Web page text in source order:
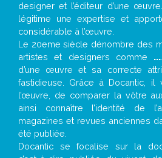
designer et l’éditeur d’une
légitime une expertise et
considérable à l’œuvre.
Le 20eme siècle dénombre des
artistes et designers comme ...
d’une œuvre et sa correcte
fastidieuse. Grâce à Docantic,
l’œuvre, de comparer la vôtre
ainsi connaître l’identité de
magazines et revues anciennes
été publiée.
Docantic se focalise sur la